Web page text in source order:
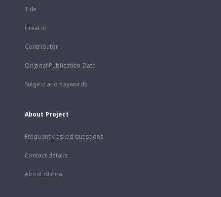
Title
Creator
Contributor
Original Publication Date
Subject and Keywords
About Project
Frequently asked questions
Contact details
About dLibra